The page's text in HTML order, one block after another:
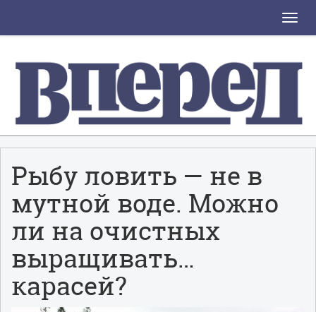
Toggle
Рыбу ловить — не в
мутной воде. Можно
ли на очистных
выращивать…
карасей?